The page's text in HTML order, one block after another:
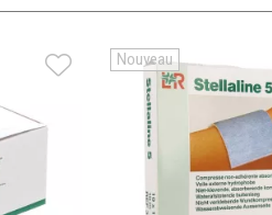
Nouveau